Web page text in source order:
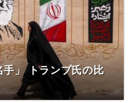
」 トランプ氏の比